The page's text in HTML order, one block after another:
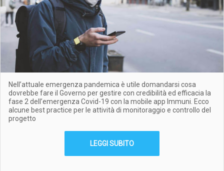
Nell’attuale emergenza pandemica è utile domandarsi cosa
dovrebbe fare il Governo per gestire con credibilità ed efficacia la
fase 2 dell’emergenza Covid-19 con la mobile app Immuni. Ecco
alcune best practice per le attività di monitoraggio e controllo del
progetto
LEGGI SUBITO